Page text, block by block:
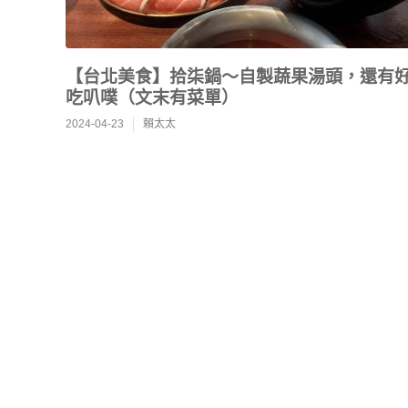
【台北美食】拾柒鍋～自製蔬果湯頭，還有
吃叭噗（文末有菜單）
2024-04-23 賴太太